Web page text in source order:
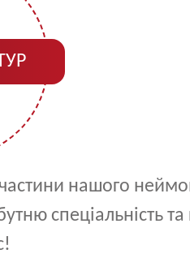
нашого
спеціальність